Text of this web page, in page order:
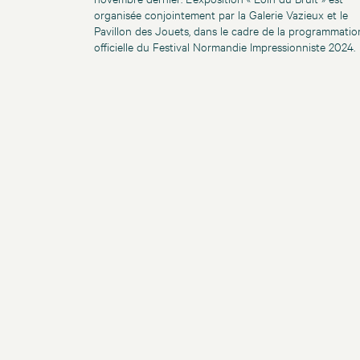
organisée conjointement par la Galerie Vazieux et le
Pavillon des Jouets, dans le cadre de la
officielle du Festival Normandie Impressionniste 2024.